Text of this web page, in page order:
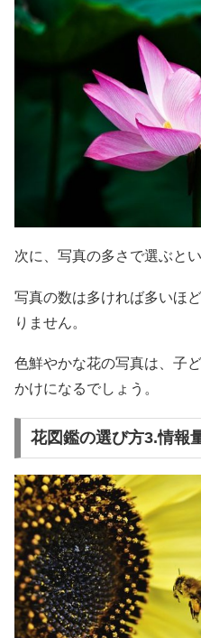
次に、写真の多さで選ぶと
写真の数は多ければ多いほ
りません。
色鮮やかな花の写真は、子
かけになるでしょう。
花図鑑の選び方3.情報